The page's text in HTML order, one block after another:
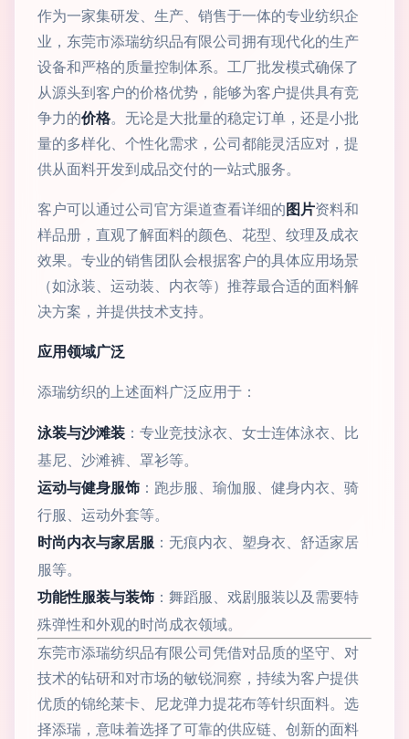
作为一家集研发、生产、销售于一体的专业纺织企
业，东莞市添瑞纺织品有限公司拥有现代化的生产
设备和严格的质量控制体系。工厂批发模式确保了
从源头到客户的价格优势，能够为客户提供具有竞
争力的价格。无论是大批量的稳定订单，还是小批
量的多样化、个性化需求，公司都能灵活应对，提
供从面料开发到成品交付的一站式服务。
客户可以通过公司官方渠道查看详细的 图片资料和
样品册，直观了解面料的颜色、花型、纹理及成衣
效果。专业的销售团队会根据客户的具体应用场景
（如泳装、运动装、内衣等）推荐最合适的面料解
决方案，并提供技术支持。
应用领域广泛
添瑞纺织的上述面料广泛应用于：
泳装与沙滩装 ：专业竞技泳衣、女士连体泳衣、比
基尼、沙滩裤、罩衫等。
运动与健身服饰 ：跑步服、瑜伽服、健身内衣、骑
行服、运动外套等。
时尚内衣与家居服 ：无痕内衣、塑身衣、舒适家居
服等。
功能性服装与装饰 ：舞蹈服、戏剧服装以及需要特
殊弹性和外观的时尚成衣领域。
东莞市添瑞纺织品有限公司凭借对品质的坚守、对
技术的钻研和对市场的敏锐洞察，持续为客户提供
优质的锦纶莱卡、尼龙弹力提花布等针织面料。选
择添瑞，意味着选择了可靠的供应链、创新的面料